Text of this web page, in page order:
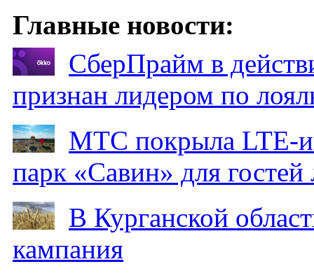
Главные новости:
СберПрайм в
признан лидером по
МТС покрыла LTE-
парк «Савин» для гостей
В Курганской
кампания